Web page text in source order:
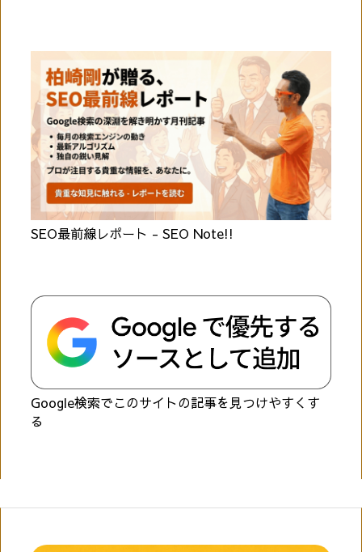
SEO最前線レポート - SEO Note!!
Google検索でこのサイトの記事を見つけやすくす
る